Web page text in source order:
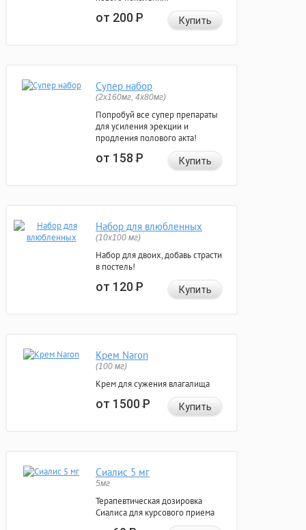
от 200Р Купить
Супер набор
(2х160мг, 4х80мг)
Попробуй все супер препараты
для усиления эрекции и
продления полового акта!
от 158Р Купить
Набор для влюбленных
(10х100 мг)
Набор для двоих, добавь страсти
в постель!
от 120Р Купить
Крем Naron
(100 мг)
Крем для сужения влагалища
от 1500Р Купить
Сиалис 5 мг
5мг
Терапевтическая дозировка
Сиалиса для курсового приема